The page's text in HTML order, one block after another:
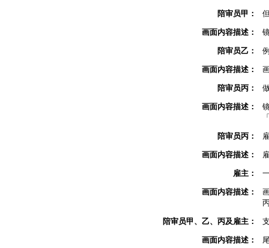
陪审员甲：
画面内容描述：
陪审员乙：
画面内容描述：
陪审员丙：
画面内容描述：
陪审员丙：
画面内容描述：
雇主：
画面内容描述：
陪审员甲、乙、丙及雇主：
画面内容描述：